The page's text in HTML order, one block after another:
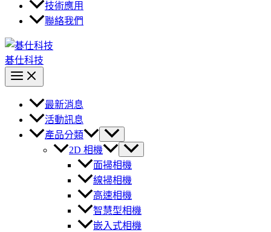
技術應用
聯絡我們
碁仕科技
最新消息
活動訊息
產品分類
2D 相機
面掃相機
線掃相機
高速相機
智慧型相機
嵌入式相機